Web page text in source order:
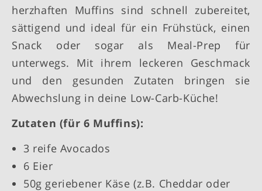
herzhaften Muffins sind schnell zubereitet,
sättigend und ideal für ein Frühstück, einen
Snack oder sogar als Meal-Prep für
unterwegs. Mit ihrem leckeren Geschmack
und den gesunden Zutaten bringen sie
Abwechslung in deine Low-Carb-Küche!
Zutaten (für 6 Muffins):
3 reife Avocados
6 Eier
50g geriebener Käse (z.B. Cheddar oder